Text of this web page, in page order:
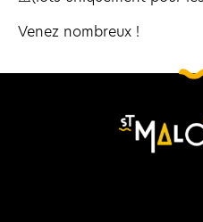
Venez nombreux !